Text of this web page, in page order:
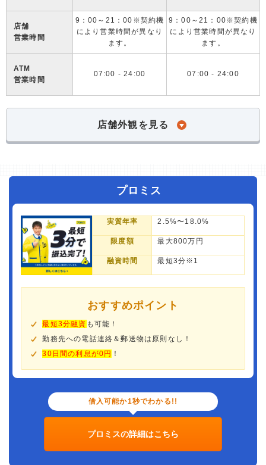
店舗
営業時間
9：00～21：00※契約機
により営業時間が異なり
ます。
9：00～21：00※契約機
により営業時間が異なり
ます。
ATM
営業時間
07:00 - 24:00 07:00 - 24:00
店舗外観を見る
プロミス
実質年率 2.5%〜18.0%
限度額 最大800万円
融資時間 最短3分※1
おすすめポイント
最短3分融資 も可能！
勤務先への電話連絡＆郵送物は原則なし！
30日間の利息が0円 ！
借入可能か1秒でわかる!!
プロミスの詳細はこちら